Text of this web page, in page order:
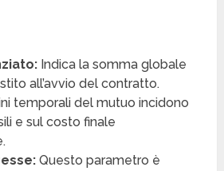
Indica la somma globale
all’avvio del contratto.
temporali del mutuo incidono
e sul costo finale
Questo parametro è